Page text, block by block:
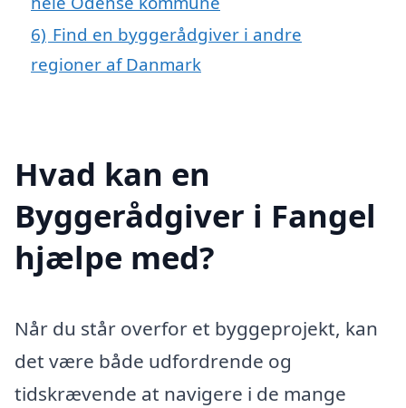
6) Find en byggerådgiver i andre
regioner af Danmark
Hvad kan en
Byggerådgiver i Fangel
hjælpe med?
Når du står overfor et byggeprojekt, kan
det være både udfordrende og
tidskrævende at navigere i de mange